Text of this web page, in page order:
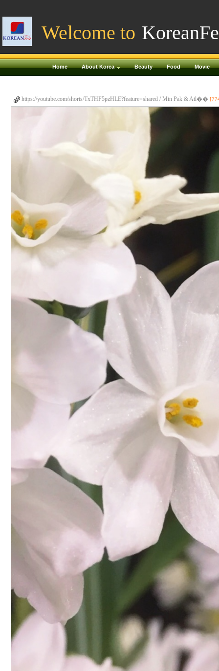
Welcome to
Home About Korea Beauty Food Movie
https://youtube.com/shorts/TxTHF5pzHLE?feature=shared / Min Pak & Atl��